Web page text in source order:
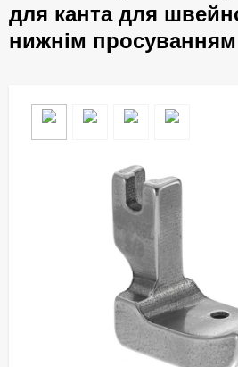
для канта для
нижнім просуванням